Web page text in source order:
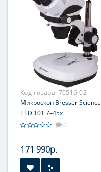
40; 80; 160
Окуляр (ы):WF10x, WF20x
Фокусировка:Грубая
Код товара: 70516-02
Микроскоп Bresser Science
ETD 101 7–45x
0
171 990р.